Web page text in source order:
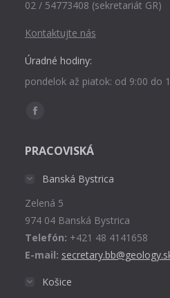
02 / 54773408 (sekretariát GR)
Kontaktujte nás
Úradné hodiny:
pondelok až piatok: od 9:00 do
Find us on:
Facebook
opens
window
PRACOVISKÁ
Banská Bystrica
Zelená 5
974 04 Banská Bystrica
Telefón: +421 48 4141658
E-mail:
Košice